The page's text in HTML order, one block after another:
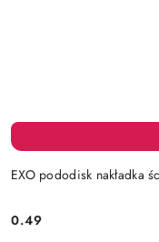
EXO pododisk nakładka
Cena:
0.49